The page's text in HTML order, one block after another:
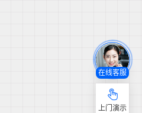
在线客服
上门演示